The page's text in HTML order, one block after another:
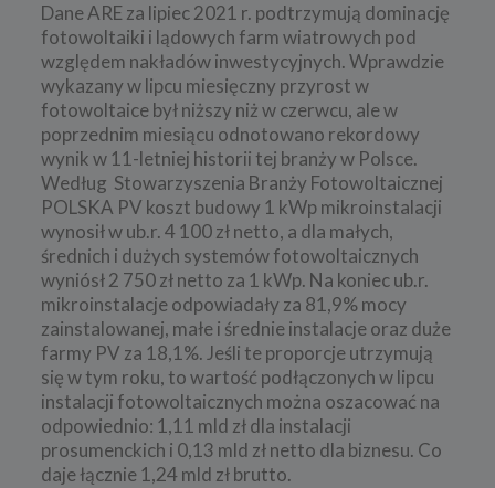
Dane ARE za lipiec 2021 r. podtrzymują dominację
fotowoltaiki i lądowych farm wiatrowych pod
względem nakładów inwestycyjnych. Wprawdzie
wykazany w lipcu miesięczny przyrost w
fotowoltaice był niższy niż w czerwcu, ale w
poprzednim miesiącu odnotowano rekordowy
wynik w 11-letniej historii tej branży w Polsce.
Według Stowarzyszenia Branży Fotowoltaicznej
POLSKA PV koszt budowy 1 kWp mikroinstalacji
wynosił w ub.r. 4 100 zł netto, a dla małych,
średnich i dużych systemów fotowoltaicznych
wyniósł 2 750 zł netto za 1 kWp. Na koniec ub.r.
mikroinstalacje odpowiadały za 81,9% mocy
zainstalowanej, małe i średnie instalacje oraz duże
farmy PV za 18,1%. Jeśli te proporcje utrzymują
się w tym roku, to wartość podłączonych w lipcu
instalacji fotowoltaicznych można oszacować na
odpowiednio: 1,11 mld zł dla instalacji
prosumenckich i 0,13 mld zł netto dla biznesu. Co
daje łącznie 1,24 mld zł brutto.